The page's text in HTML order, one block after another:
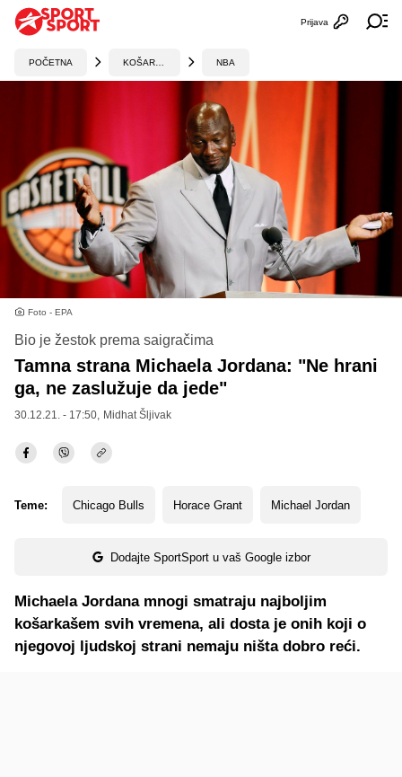
Otvori
Prijava
POČETNA NBA
Foto - EPA
Bio je žestok prema saigračima
Tamna strana Michaela Jordana: "Ne hrani
ga, ne zaslužuje da jede"
30.12.21. - 17:50, Midhat Šljivak
Teme: Chicago Bulls Horace Grant Michael Jordan
Dodajte SportSport u vaš Google izbor
Michaela Jordana mnogi smatraju najboljim
košarkašem svih vremena, ali dosta je onih koji o
njegovoj ljudskoj strani nemaju ništa dobro reći.